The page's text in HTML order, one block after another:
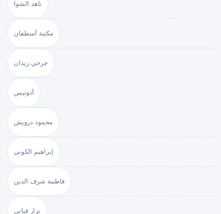
ناهد الشوا
مكتبة أسطفان
جرجي زيدان
أدونيس
محمود درويش
إبراهيم الكوني
فاطمة شرف الدين
نزار قباني